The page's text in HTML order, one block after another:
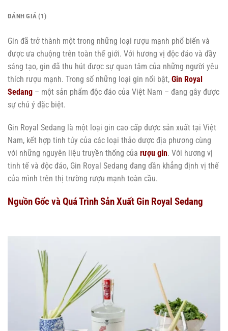
ĐÁNH GIÁ (1)
Gin đã trở thành một trong những loại rượu mạnh phổ biến và
được ưa chuộng trên toàn thế giới. Với hương vị độc đáo và đầy
sáng tạo, gin đã thu hút được sự quan tâm của những người yêu
thích rượu mạnh. Trong số những loại gin nổi bật, Gin Royal
Sedang – một sản phẩm độc đáo của Việt Nam – đang gây được
sự chú ý đặc biệt.
Gin Royal Sedang là một loại gin cao cấp được sản xuất tại Việt
Nam, kết hợp tinh túy của các loại thảo dược địa phương cùng
với những nguyên liệu truyền thống của rượu gin. Với hương vị
tinh tế và độc đáo, Gin Royal Sedang đang dần khẳng định vị thế
của mình trên thị trường rượu mạnh toàn cầu.
Nguồn Gốc và Quá Trình Sản Xuất Gin Royal Sedang